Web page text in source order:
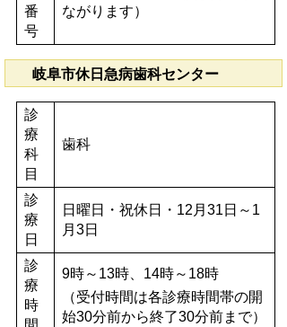
番
号
ながります）
岐阜市休日急病歯科センター
診
療
科
目
歯科
診
療
日
日曜日・祝休日・12月31日～1
月3日
診
療
時
9時～13時、14時～18時
（受付時間は各診療時間帯の開
始30分前から終了30分前まで）